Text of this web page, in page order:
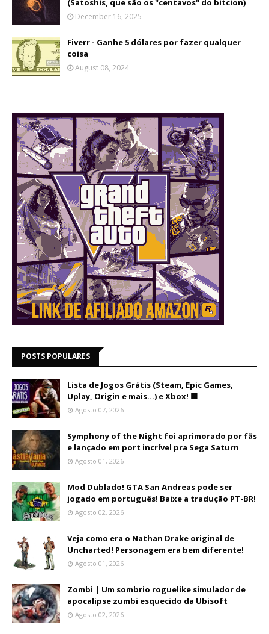
(Satoshis, que são os "centavos" do bitcion)
December 16, 2025
Fiverr - Ganhe 5 dólares por fazer qualquer
coisa
August 08, 2024
POSTS POPULARES
Lista de Jogos Grátis (Steam, Epic Games,
Uplay, Origin e mais...) e Xbox! 🟩
Agosto 07, 2026
Symphony of the Night foi aprimorado por fãs
e lançado em port incrível pra Sega Saturn
Agosto 01, 2026
Mod Dublado! GTA San Andreas pode ser
jogado em português! Baixe a tradução PT-BR!
Agosto 02, 2026
Veja como era o Nathan Drake original de
Uncharted! Personagem era bem diferente!
Agosto 01, 2026
Zombi | Um sombrio roguelike simulador de
apocalipse zumbi esquecido da Ubisoft
Agosto 02, 2026